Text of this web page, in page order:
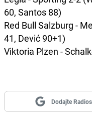
60, Santos 88)
Red Bull Salzburg -
41, Dević 90+1)
Viktoria Plzen -
Dodajte